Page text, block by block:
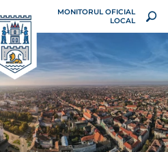
MONITORUL OFICIAL
LOCAL